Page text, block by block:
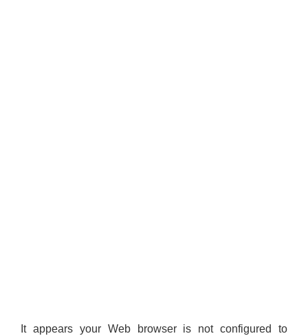
It appears your Web browser is not configured to